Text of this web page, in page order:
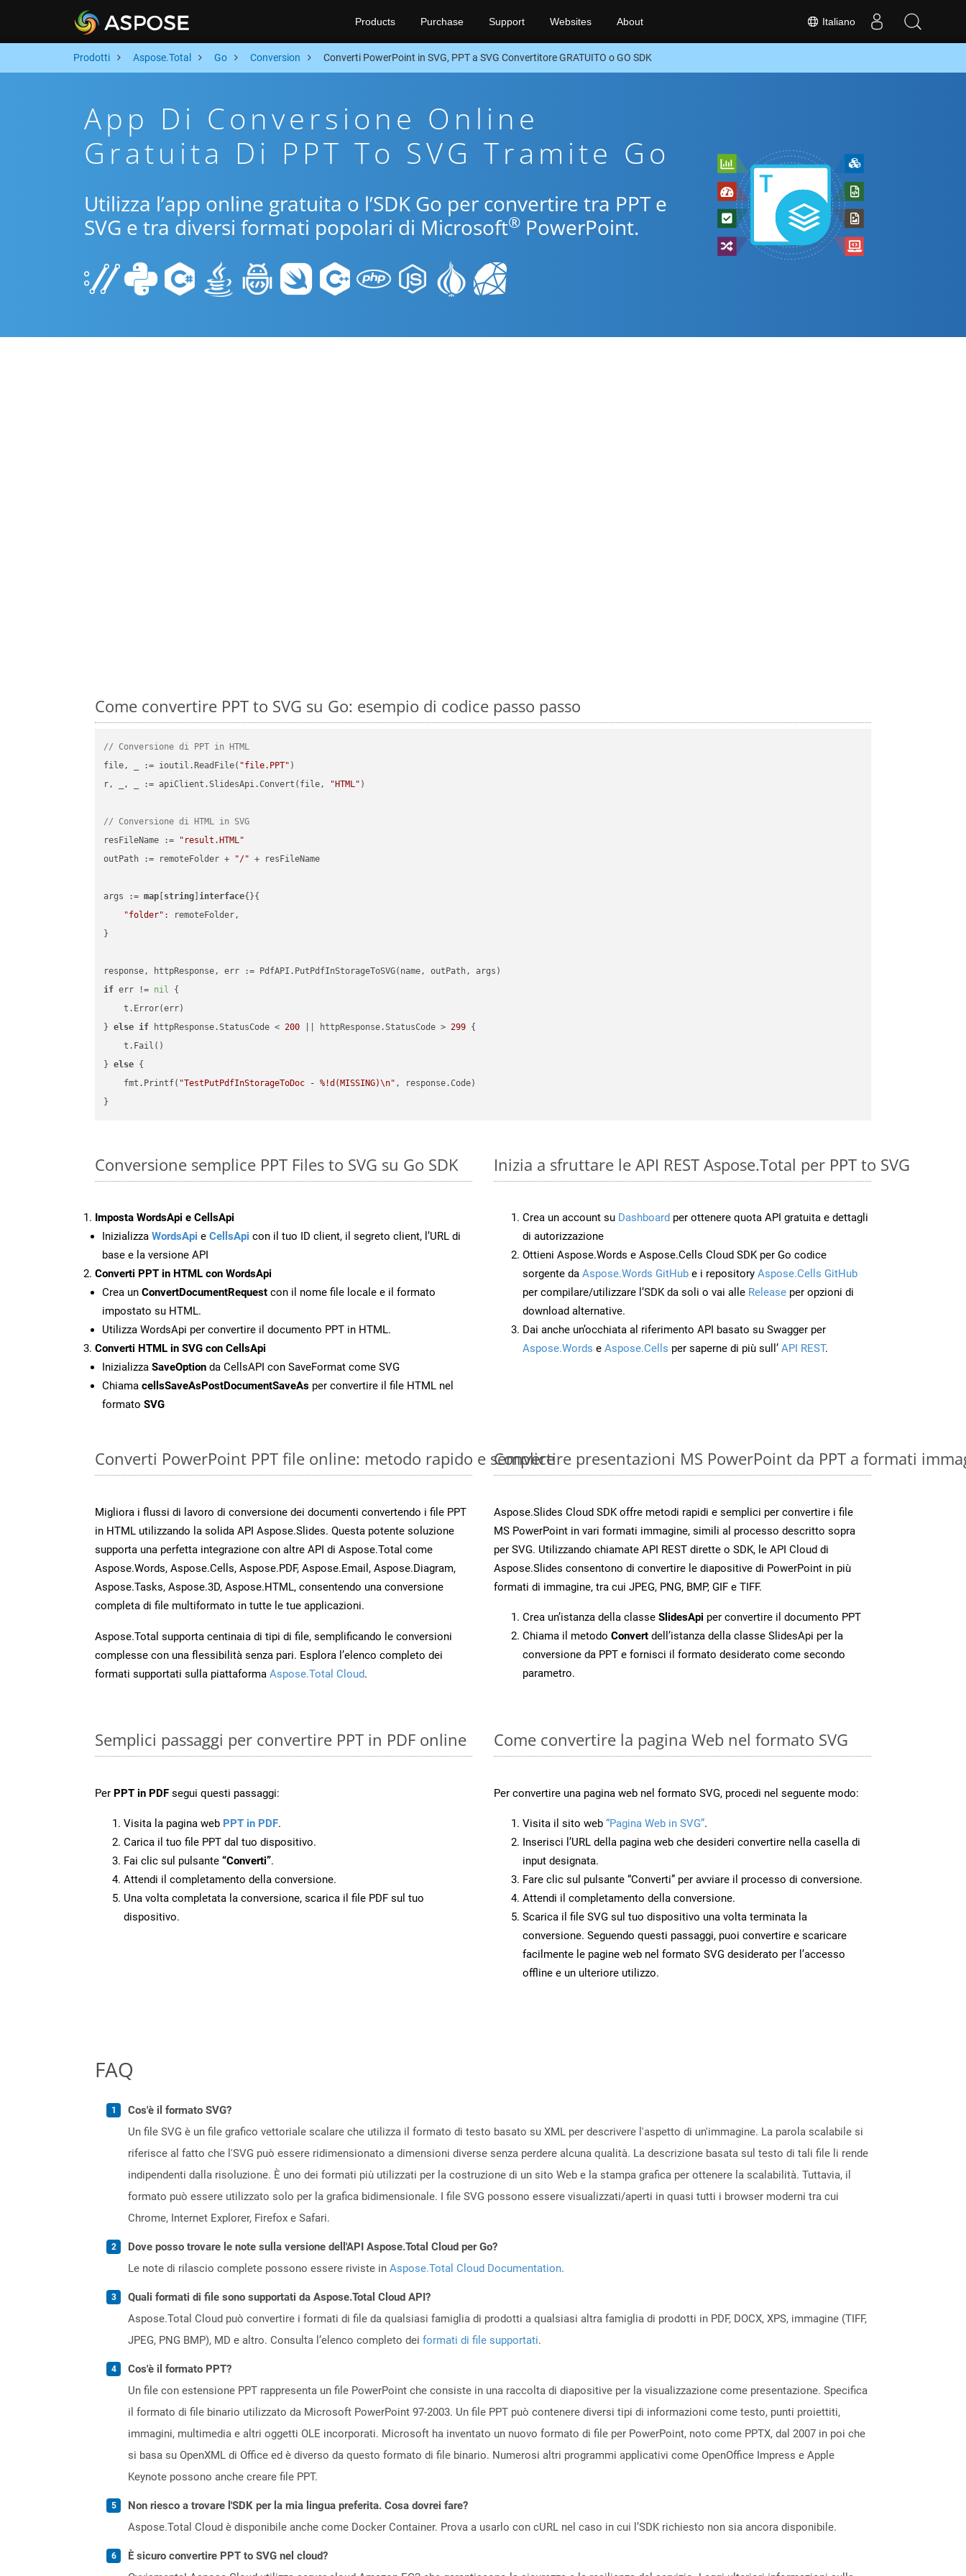
Italiano
Products Purchase Support Websites About
Prodotti Aspose.Total Go Conversion Converti PowerPoint in SVG, PPT a SVG Convertitore GRATUITO o GO SDK
App Di Conversione Online
Gratuita Di PPT To SVG Tramite Go
Utilizza l’app online gratuita o l’SDK Go per convertire tra PPT e
SVG e tra diversi formati popolari di Microsoft® PowerPoint.
Come convertire PPT to SVG su Go: esempio di codice passo passo
// Conversione di PPT in HTML
file, _ := ioutil.ReadFile( "file.PPT" )
r, _, _ := apiClient.SlidesApi.Convert(file,
"HTML" )
// Conversione di HTML in SVG
resFileName :=
"result.HTML"
outPath := remoteFolder +
"/" + resFileName
args := map string ]interface{}{
"folder" : remoteFolder,
}
if err != nil {
    t.Error(err)
} else if httpResponse.StatusCode < 200 || httpResponse.StatusCode > 299 {
    t.Fail()
} else {
    fmt.Printf(
"TestPutPdfInStorageToDoc - %!d(MISSING)\n" , response.Code)
Conversione semplice PPT Files to SVG su Go SDK
Imposta WordsApi e CellsApi
Inizializza WordsApi e CellsApi con il tuo ID client, il segreto client, l’URL di
base e la versione API
Converti PPT in HTML con WordsApi
Crea un ConvertDocumentRequest con il nome file locale e il formato
impostato su HTML.
Utilizza WordsApi per convertire il documento PPT in HTML.
Converti HTML in SVG con CellsApi
Inizializza SaveOption da CellsAPI con SaveFormat come SVG
Chiama cellsSaveAsPostDocumentSaveAs per convertire il file HTML nel
formato SVG
Inizia a sfruttare le API REST Aspose.Total per PPT to SVG
Crea un account su Dashboard per ottenere quota API gratuita e dettagli
di autorizzazione
Ottieni Aspose.Words e Aspose.Cells Cloud SDK per Go codice
sorgente da Aspose.Words GitHub e i repository Aspose.Cells GitHub
per compilare/utilizzare l’SDK da soli o vai alle Release per opzioni di
download alternative.
Dai anche un’occhiata al riferimento API basato su Swagger per
Aspose.Words e Aspose.Cells per saperne di più sull’ API REST.
Converti PowerPoint PPT file online: metodo rapido e semplice
Migliora i flussi di lavoro di conversione dei documenti convertendo i file PPT
in HTML utilizzando la solida API Aspose.Slides. Questa potente soluzione
supporta una perfetta integrazione con altre API di Aspose.Total come
Aspose.Words, Aspose.Cells, Aspose.PDF, Aspose.Email, Aspose.Diagram,
Aspose.Tasks, Aspose.3D, Aspose.HTML, consentendo una conversione
completa di file multiformato in tutte le tue applicazioni.
Aspose.Total supporta centinaia di tipi di file, semplificando le conversioni
complesse con una flessibilità senza pari. Esplora l’elenco completo dei
formati supportati sulla piattaforma Aspose.Total Cloud.
Convertire presentazioni MS PowerPoint da PPT a formati
Aspose.Slides Cloud SDK offre metodi rapidi e semplici per convertire i file
MS PowerPoint in vari formati immagine, simili al processo descritto sopra
per SVG. Utilizzando chiamate API REST dirette o SDK, le API Cloud di
Aspose.Slides consentono di convertire le diapositive di PowerPoint in più
formati di immagine, tra cui JPEG, PNG, BMP, GIF e TIFF.
Crea un’istanza della classe SlidesApi per convertire il documento PPT
Chiama il metodo Convert dell’istanza della classe SlidesApi per la
conversione da PPT e fornisci il formato desiderato come secondo
parametro.
Semplici passaggi per convertire PPT in PDF online
Per PPT in PDF segui questi passaggi:
Visita la pagina web PPT in PDF.
Carica il tuo file PPT dal tuo dispositivo.
Fai clic sul pulsante “Converti”.
Attendi il completamento della conversione.
Una volta completata la conversione, scarica il file PDF sul tuo
dispositivo.
Come convertire la pagina Web nel formato SVG
Per convertire una pagina web nel formato SVG, procedi nel seguente modo:
Visita il sito web “Pagina Web in SVG”.
Inserisci l’URL della pagina web che desideri convertire nella casella di
input designata.
Fare clic sul pulsante “Converti” per avviare il processo di conversione.
Attendi il completamento della conversione.
Scarica il file SVG sul tuo dispositivo una volta terminata la
conversione. Seguendo questi passaggi, puoi convertire e scaricare
facilmente le pagine web nel formato SVG desiderato per l’accesso
offline e un ulteriore utilizzo.
FAQ
Cos'è il formato SVG?
Un file SVG è un file grafico vettoriale scalare che utilizza il formato di testo basato su XML per descrivere l'aspetto di un'immagine. La parola scalabile si
riferisce al fatto che l'SVG può essere ridimensionato a dimensioni diverse senza perdere alcuna qualità. La descrizione basata sul testo di tali file li rende
indipendenti dalla risoluzione. È uno dei formati più utilizzati per la costruzione di un sito Web e la stampa grafica per ottenere la scalabilità. Tuttavia, il
formato può essere utilizzato solo per la grafica bidimensionale. I file SVG possono essere visualizzati/aperti in quasi tutti i browser moderni tra cui
Chrome, Internet Explorer, Firefox e Safari.
Dove posso trovare le note sulla versione dell'API Aspose.Total Cloud per Go?
Le note di rilascio complete possono essere riviste in Aspose.Total Cloud Documentation.
Quali formati di file sono supportati da Aspose.Total Cloud API?
Aspose.Total Cloud può convertire i formati di file da qualsiasi famiglia di prodotti a qualsiasi altra famiglia di prodotti in PDF, DOCX, XPS, immagine (TIFF,
JPEG, PNG BMP), MD e altro. Consulta l’elenco completo dei formati di file supportati.
Cos'è il formato PPT?
Un file con estensione PPT rappresenta un file PowerPoint che consiste in una raccolta di diapositive per la visualizzazione come presentazione. Specifica
il formato di file binario utilizzato da Microsoft PowerPoint 97-2003. Un file PPT può contenere diversi tipi di informazioni come testo, punti proiettiti,
immagini, multimedia e altri oggetti OLE incorporati. Microsoft ha inventato un nuovo formato di file per PowerPoint, noto come PPTX, dal 2007 in poi che
si basa su OpenXML di Office ed è diverso da questo formato di file binario. Numerosi altri programmi applicativi come OpenOffice Impress e Apple
Keynote possono anche creare file PPT.
Non riesco a trovare l'SDK per la mia lingua preferita. Cosa dovrei fare?
Aspose.Total Cloud è disponibile anche come Docker Container. Prova a usarlo con cURL nel caso in cui l’SDK richiesto non sia ancora disponibile.
È sicuro convertire PPT to SVG nel cloud?